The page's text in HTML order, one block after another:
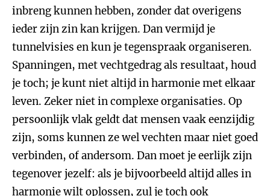
inbreng kunnen hebben, zonder dat overigens
ieder zijn zin kan krijgen. Dan vermijd je
tunnelvisies en kun je tegenspraak organiseren.
Spanningen, met vechtgedrag als resultaat, houd
je toch; je kunt niet altijd in harmonie met elkaar
leven. Zeker niet in complexe organisaties. Op
persoonlijk vlak geldt dat mensen vaak eenzijdig
zijn, soms kunnen ze wel vechten maar niet goed
verbinden, of andersom. Dan moet je eerlijk zijn
tegenover jezelf: als je bijvoorbeeld altijd alles in
harmonie wilt oplossen, zul je toch ook